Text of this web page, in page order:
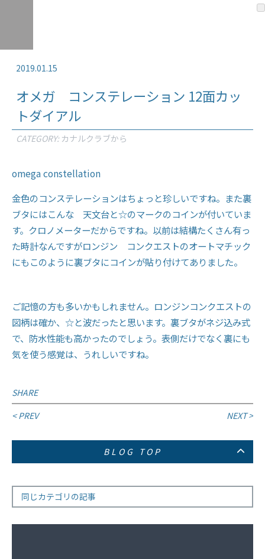
2019.01.15
オメガ コンステレーション 12面カッ
トダイアル
CATEGORY: カナルクラブから
omega constellation
金色のコンステレーションはちょっと珍しいですね。また裏
ブタにはこんな 天文台と☆のマークのコインが付いていま
す。クロノメーターだからですね。以前は結構たくさん有っ
た時計なんですがロンジン コンクエストのオートマチック
にもこのように裏ブタにコインが貼り付けてありました。
ご記憶の方も多いかもしれません。ロンジンコンクエストの
図柄は確か、☆と波だったと思います。裏ブタがネジ込み式
で、防水性能も高かったのでしょう。表側だけでなく裏にも
気を使う感覚は、うれしいですね。
SHARE
投
< PREV NEXT >
BLOG TOP
同じカテゴリの記事